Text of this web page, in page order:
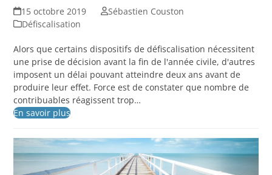
15 octobre 2019
Sébastien Couston
Défiscalisation
Alors que certains dispositifs de défiscalisation nécessitent
une prise de décision avant la fin de l'année civile, d'autres
imposent un délai pouvant atteindre deux ans avant de
produire leur effet. Force est de constater que nombre de
contribuables réagissent trop…
En savoir plus